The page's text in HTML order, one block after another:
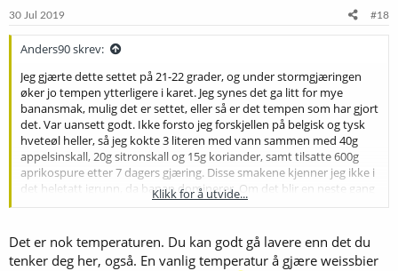
e
30 Jul 2019 #18
Anders90 skrev:
Jeg gjærte dette settet på 21-22 grader, og under stormgjæringen
øker jo tempen ytterligere i karet. Jeg synes det ga litt for mye
banansmak, mulig det er settet, eller så er det tempen som har gjort
det. Var uansett godt. Ikke forsto jeg forskjellen på belgisk og tysk
hveteøl heller, så jeg kokte 3 literen med vann sammen med 40g
appelsinskall, 20g sitronskall og 15g koriander, samt tilsatte 600g
aprikospure etter 7 dagers gjæring. Disse smakene kjenner jeg ikke i
det heletatt igrunn, da banan dominerer. Om det blir en neste gang
(mulig jeg går over til BIAB nå), så setter jeg den på 19 gr første 3-4
Jeg brukte 500g dextrose og 500g brew enhancer
Klikk for å utvide...
Det er nok temperaturen. Du kan godt gå lavere enn det du
tenker deg her, også. En vanlig temperatur å gjære weissbier